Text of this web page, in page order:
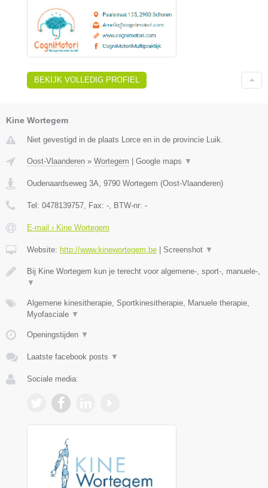
BEKIJK VOLLEDIG PROFIEL
Kine Wortegem
Niet gevestigd in de plaats Lorce en in de provincie Luik.
Oost-Vlaanderen » Wortegem Google maps ▼
Oudenaardseweg 3A, 9790 Wortegem (Oost-Vlaanderen)
Tel: 0478139757, Fax: -, BTW-nr: -
E-mail › Kine Wortegem
Website: http://www.kinewortegem.be Screenshot ▼
Bij Kine Wortegem kun je terecht voor algemene-, sport-, manuele-,
▼
Algemene kinesitherapie, Sportkinesitherapie, Manuele therapie,
Myofasciale ▼
Openingstijden ▼
Laatste facebook posts ▼
Sociale media: